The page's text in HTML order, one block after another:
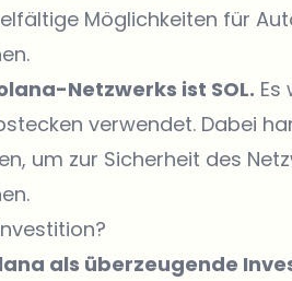
Möglichkeiten für
Netzwerks ist SOL. Es
verwendet. Dabei
um zur Sicherheit des
als überzeugende